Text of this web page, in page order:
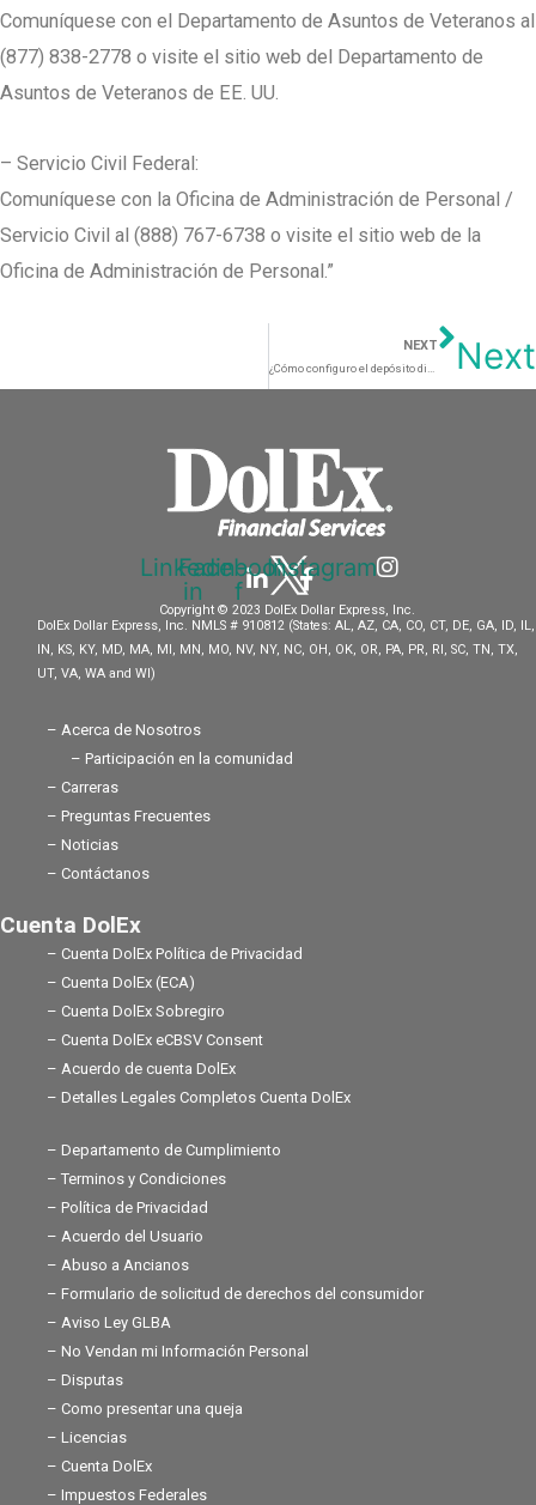
Comuníquese con el Departamento de Asuntos de Veteranos al
(877) 838-2778 o visite el sitio web del Departamento de
Asuntos de Veteranos de EE. UU.
– Servicio Civil Federal:
Comuníquese con la Oficina de Administración de Personal /
Servicio Civil al (888) 767-6738 o visite el sitio web de la
Oficina de Administración de Personal.”
NEXT
¿Cómo configuro el depósito directo para recibir mi nómina en mi cuenta de tarjeta de débito DolEx Visa® Débito? Next
Linkedin-
in
Facebook-
f
Instagram
Copyright © 2023 DolEx Dollar Express, Inc.
DolEx Dollar Express, Inc. NMLS # 910812 (States: AL, AZ, CA, CO, CT, DE, GA, ID, IL,
IN, KS, KY, MD, MA, MI, MN, MO, NV, NY, NC, OH, OK, OR, PA, PR, RI, SC, TN, TX,
UT, VA, WA and WI)
– Acerca de Nosotros
– Participación en la comunidad
– Carreras
– Preguntas Frecuentes
– Noticias
– Contáctanos
Cuenta DolEx
– Cuenta DolEx Política de Privacidad
– Cuenta DolEx (ECA)
– Cuenta DolEx Sobregiro
– Cuenta DolEx eCBSV Consent
– Acuerdo de cuenta DolEx
– Detalles Legales Completos Cuenta DolEx
– Departamento de Cumplimiento
– Terminos y Condiciones
– Política de Privacidad
– Acuerdo del Usuario
– Abuso a Ancianos
– Formulario de solicitud de derechos del consumidor
– Aviso Ley GLBA
– No Vendan mi Información Personal
– Disputas
– Como presentar una queja
– Licencias
– Cuenta DolEx
– Impuestos Federales